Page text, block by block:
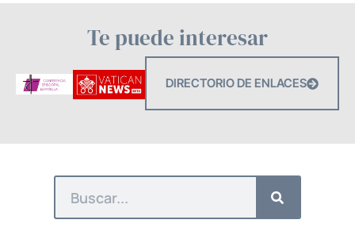
Te puede interesar
DIRECTORIO DE ENLACES